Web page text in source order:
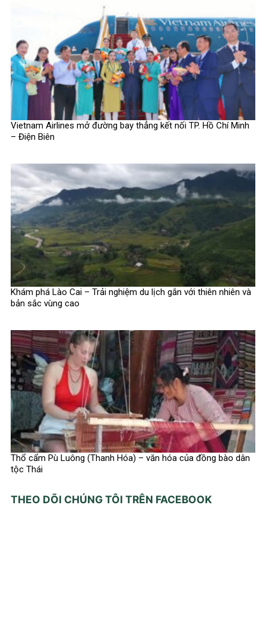
Vietnam Airlines mở đường bay thẳng kết nối TP. Hồ Chí Minh
– Điện Biên
Khám phá Lào Cai – Trải nghiệm du lịch gắn với thiên nhiên và
bản sắc vùng cao
Thổ cẩm Pù Luông (Thanh Hóa) – văn hóa của đồng bào dân
tộc Thái
THEO DÕI CHÚNG TÔI TRÊN FACEBOOK